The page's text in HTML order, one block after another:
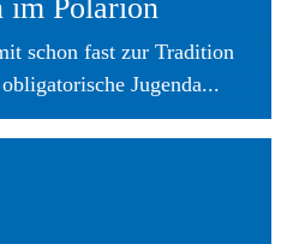
im Polarion
schon fast zur Tradition
Jugenda...